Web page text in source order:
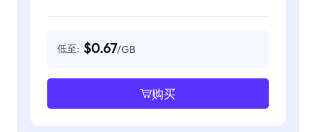
低至: $0.67/GB
购买